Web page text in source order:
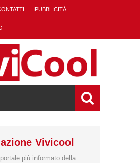
PUBBLICITÀ
Vivicool
più informato della